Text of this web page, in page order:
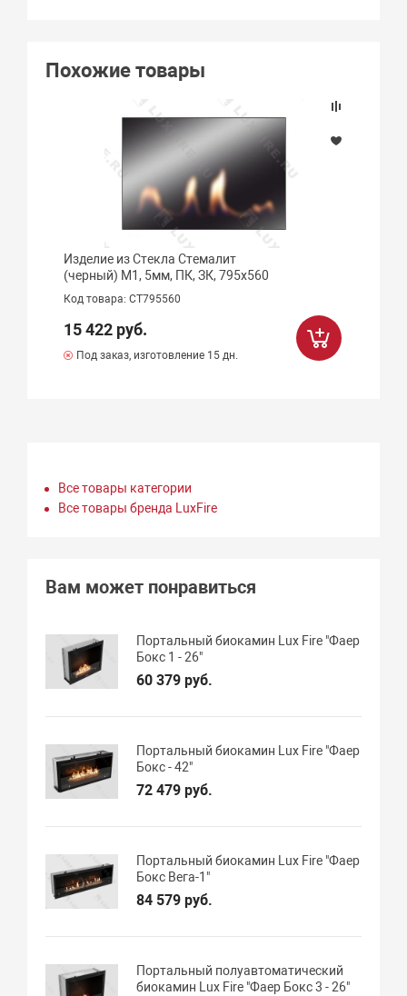
Похожие товары
Изделие из Стекла Стемалит
(черный) М1, 5мм, ПК, ЗК, 795х560
Код товара: СТ795560
15 422 руб.
Под заказ, изготовление 15 дн.
Все товары категории
Все товары бренда LuxFire
Вам может понравиться
Портальный биокамин Lux Fire "Фаер
Бокс 1 - 26"
60 379 руб.
Портальный биокамин Lux Fire "Фаер
Бокс - 42"
72 479 руб.
Портальный биокамин Lux Fire "Фаер
Бокс Вега-1"
84 579 руб.
Портальный полуавтоматический
биокамин Lux Fire "Фаер Бокс 3 - 26"